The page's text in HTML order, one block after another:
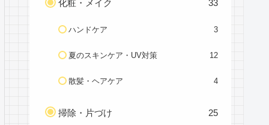
化粧・メイク 33
ハンドケア 3
夏のスキンケア・UV対策 12
散髪・ヘアケア 4
掃除・片づけ 25